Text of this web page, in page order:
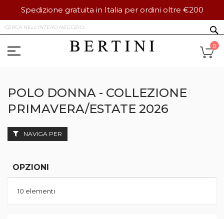
Spedizione gratuita in Italia per ordini oltre €200
al
contenuto
0
POLO DONNA - COLLEZIONE
PRIMAVERA/ESTATE 2026
10 elementi
NAVIGA PER
OPZIONI